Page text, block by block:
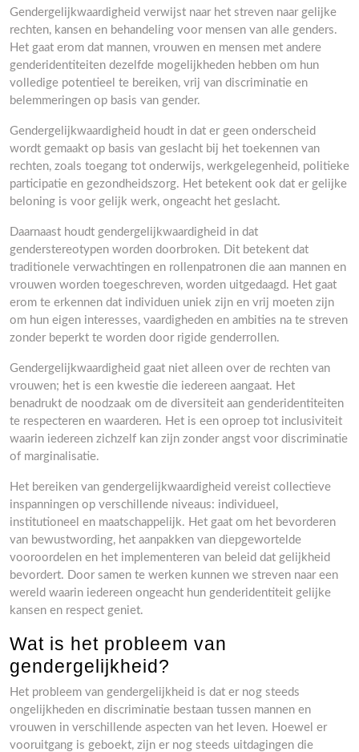
Gendergelijkwaardigheid verwijst naar het streven naar gelijke
rechten, kansen en behandeling voor mensen van alle genders.
Het gaat erom dat mannen, vrouwen en mensen met andere
genderidentiteiten dezelfde mogelijkheden hebben om hun
volledige potentieel te bereiken, vrij van discriminatie en
belemmeringen op basis van gender.
Gendergelijkwaardigheid houdt in dat er geen onderscheid
wordt gemaakt op basis van geslacht bij het toekennen van
rechten, zoals toegang tot onderwijs, werkgelegenheid, politieke
participatie en gezondheidszorg. Het betekent ook dat er gelijke
beloning is voor gelijk werk, ongeacht het geslacht.
Daarnaast houdt gendergelijkwaardigheid in dat
genderstereotypen worden doorbroken. Dit betekent dat
traditionele verwachtingen en rollenpatronen die aan mannen en
vrouwen worden toegeschreven, worden uitgedaagd. Het gaat
erom te erkennen dat individuen uniek zijn en vrij moeten zijn
om hun eigen interesses, vaardigheden en ambities na te streven
zonder beperkt te worden door rigide genderrollen.
Gendergelijkwaardigheid gaat niet alleen over de rechten van
vrouwen; het is een kwestie die iedereen aangaat. Het
benadrukt de noodzaak om de diversiteit aan genderidentiteiten
te respecteren en waarderen. Het is een oproep tot inclusiviteit
waarin iedereen zichzelf kan zijn zonder angst voor discriminatie
of marginalisatie.
Het bereiken van gendergelijkwaardigheid vereist collectieve
inspanningen op verschillende niveaus: individueel,
institutioneel en maatschappelijk. Het gaat om het bevorderen
van bewustwording, het aanpakken van diepgewortelde
vooroordelen en het implementeren van beleid dat gelijkheid
bevordert. Door samen te werken kunnen we streven naar een
wereld waarin iedereen ongeacht hun genderidentiteit gelijke
kansen en respect geniet.
Wat is het probleem van
gendergelijkheid?
Het probleem van gendergelijkheid is dat er nog steeds
ongelijkheden en discriminatie bestaan tussen mannen en
vrouwen in verschillende aspecten van het leven. Hoewel er
vooruitgang is geboekt, zijn er nog steeds uitdagingen die